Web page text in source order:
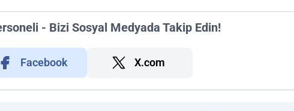
- Bizi Sosyal Medyada Takip Edin!
Facebook X.com